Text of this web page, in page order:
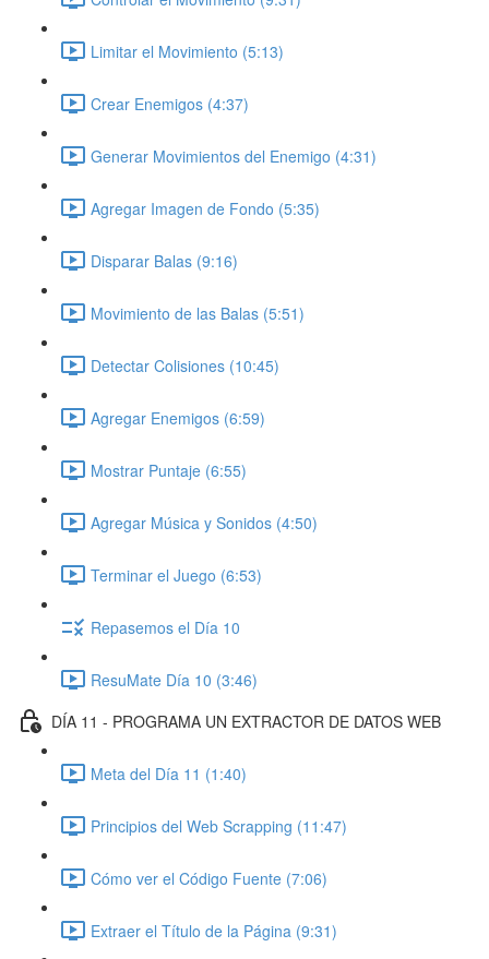
Limitar el Movimiento (5:13)
Crear Enemigos (4:37)
Generar Movimientos del Enemigo (4:31)
Agregar Imagen de Fondo (5:35)
Disparar Balas (9:16)
Movimiento de las Balas (5:51)
Detectar Colisiones (10:45)
Agregar Enemigos (6:59)
Mostrar Puntaje (6:55)
Agregar Música y Sonidos (4:50)
Terminar el Juego (6:53)
Repasemos el Día 10
ResuMate Día 10 (3:46)
DÍA 11 - PROGRAMA UN EXTRACTOR DE DATOS WEB
Meta del Día 11 (1:40)
Principios del Web Scrapping (11:47)
Cómo ver el Código Fuente (7:06)
Extraer el Título de la Página (9:31)